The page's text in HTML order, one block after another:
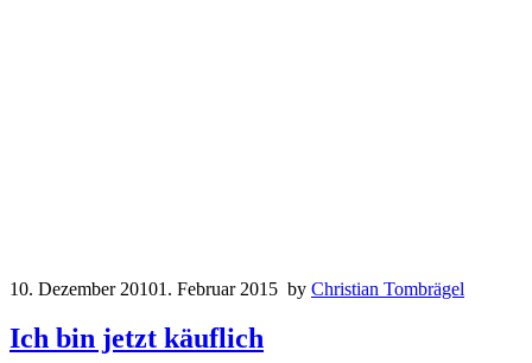
10. Dezember 20101. Februar 2015 by Christian Tombrägel
Ich bin jetzt käuflich